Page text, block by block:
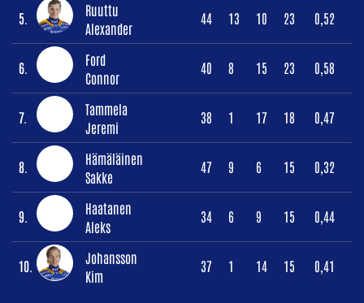
5.
Ruuttu
Alexander
44 13 10 23 0,52
6.
Ford
Connor
40 8 15 23 0,58
7.
Tammela
Jeremi
38 1 17 18 0,47
8.
Hämäläinen
Sakke
47 9 6 15 0,32
9.
Haatanen
Aleks
34 6 9 15 0,44
10.
Johansson
Kim
37 1 14 15 0,41